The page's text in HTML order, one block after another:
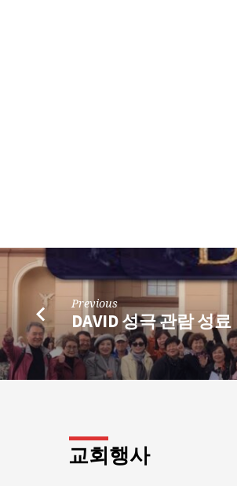
13
일
주
보
Previous
DAVID 성극 관람 성료
교회행사